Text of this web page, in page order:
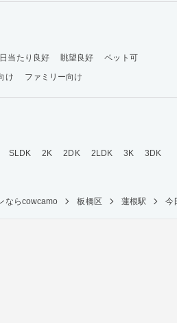
日当たり良好 眺望良好
ペット可
け ファミリー向け
SLDK 2K 2DK 2LDK 3K
3DK
ならcowcamo 板橋区 蓮根駅 今